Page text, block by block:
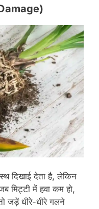
)
दिखाई देता है, लेकिन
मिट्टी में हवा कम हो,
जड़ें धीरे-धीरे गलने